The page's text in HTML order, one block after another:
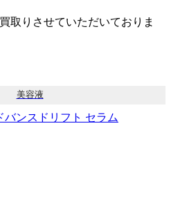
取りさせていただいておりま
美容液
ンスドリフト セラム